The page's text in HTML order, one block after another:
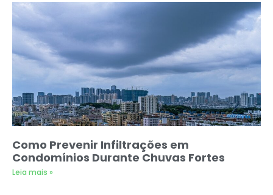
Como Prevenir Infiltrações em
Condomínios Durante Chuvas Fortes
Leia mais »